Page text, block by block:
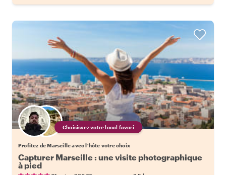
Choisissez votre local favori
Profitez de Marseille avec l'hôte votre choix
Capturer Marseille : une visite photographique
à pied